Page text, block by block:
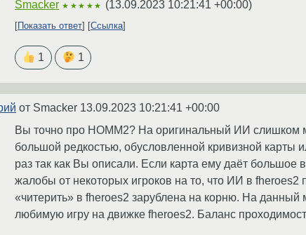
Smacker ★★★★★ (13.09.2023 10:21:41 +00:00)
Показать ответ Ссылка
1 1
от Smacker 13.09.2023 10:21:41 +00:00
Вы точно про HOMM2? На оригинальный ИИ слишком
большой редкостью, обусловленной кривизной карты
раз так как Вы описали. Если карта ему даёт большое
жалобы от некоторых игроков на то, что ИИ в
«читерить» в fheroes2 зарублена на корню. На
любимую игру на движке fheroes2. Баланс